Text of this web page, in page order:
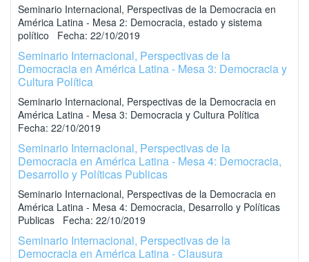
Seminario Internacional, Perspectivas de la Democracia en
América Latina - Mesa 2: Democracia, estado y sistema
político Fecha: 22/10/2019
Seminario Internacional, Perspectivas de la
Democracia en América Latina - Mesa 3: Democracia y
Cultura Política
Seminario Internacional, Perspectivas de la Democracia en
América Latina - Mesa 3: Democracia y Cultura Política
Fecha: 22/10/2019
Seminario Internacional, Perspectivas de la
Democracia en América Latina - Mesa 4: Democracia,
Desarrollo y Políticas Publicas
Seminario Internacional, Perspectivas de la Democracia en
América Latina - Mesa 4: Democracia, Desarrollo y Políticas
Publicas Fecha: 22/10/2019
Seminario Internacional, Perspectivas de la
Democracia en América Latina - Clausura